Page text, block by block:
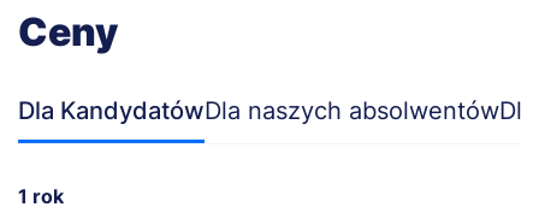
Ceny
Dla KandydatówDla naszych absolwentów
1 rok